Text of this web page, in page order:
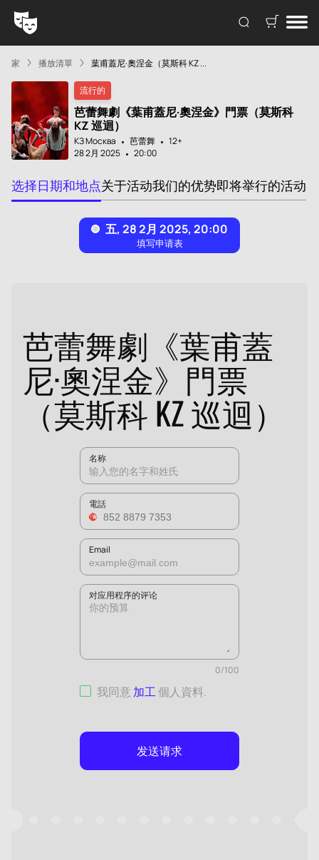
家 播放清單 葉甫蓋尼·奧涅金（莫斯科 KZ ...
流行的
芭蕾舞劇《葉甫蓋尼·奧涅金》門票（莫斯科
KZ 巡迴）
КЗ Москва 芭蕾舞
12+
28 2月 2025
20:00
选择日期和地点关于活动我们的优势即将举行的活动
芭蕾舞劇《葉甫蓋
尼·奧涅金》門票
（莫斯科 KZ 巡迴）
名称
電話
Email
对应用程序的评论
0/100
我同意 加工個人資料.
发送请求